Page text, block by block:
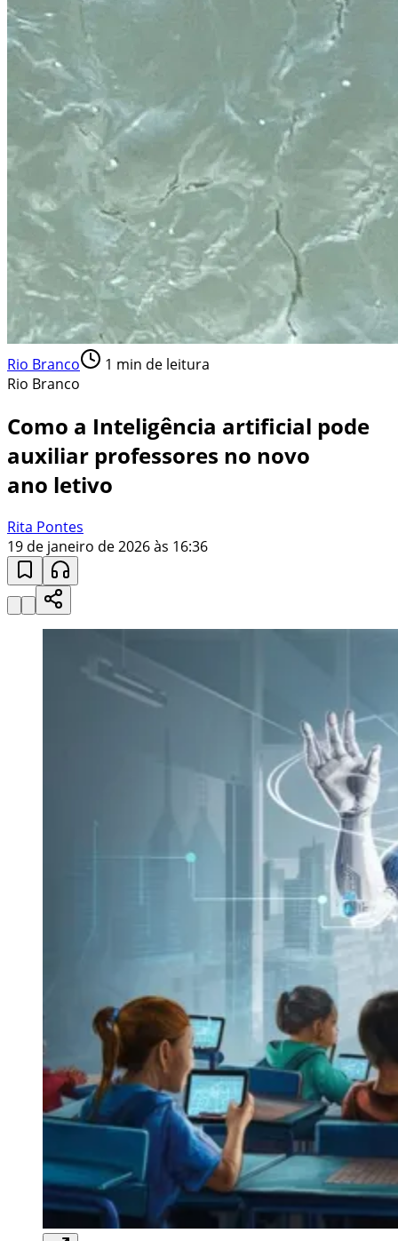
Rio Branco 1 min de leitura
Rio Branco
Como a Inteligência artificial pode
auxiliar professores no novo
ano letivo
Rita Pontes
19 de janeiro de 2026 às 16:36